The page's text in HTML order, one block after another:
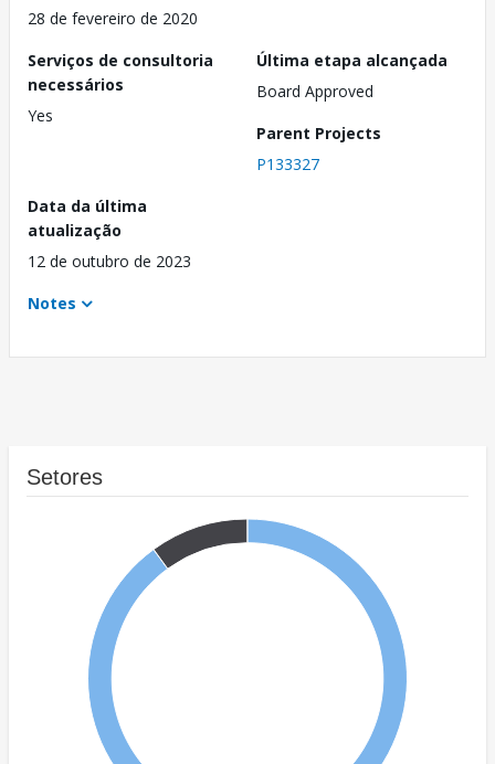
28 de fevereiro de 2020
Serviços de consultoria
necessários
Yes
Última etapa alcançada
Board Approved
Parent Projects
P133327
Data da última
atualização
12 de outubro de 2023
Notes
Setores